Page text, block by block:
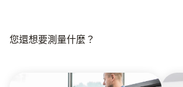
您還想要測量什麼？